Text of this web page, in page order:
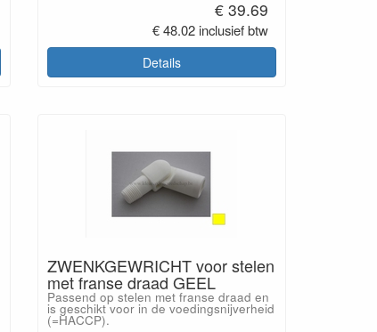
€ 39.69
€ 48.02 inclusief btw
Details
ZWENKGEWRICHT voor stelen
met franse draad GEEL
Passend op stelen met franse draad en
is geschikt voor in de voedingsnijverheid
(=HACCP).